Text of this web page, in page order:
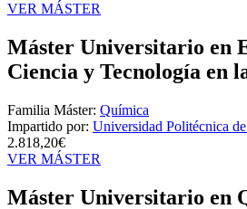
VER MÁSTER
Máster Universitario en
Ciencia y Tecnología en
Familia Máster: Química
Impartido por: Universidad Politécnica
2.818,20€
VER MÁSTER
Máster Universitario en